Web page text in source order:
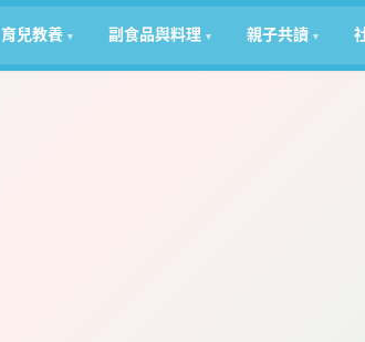
育兒教養 副食品與料理 親子共讀